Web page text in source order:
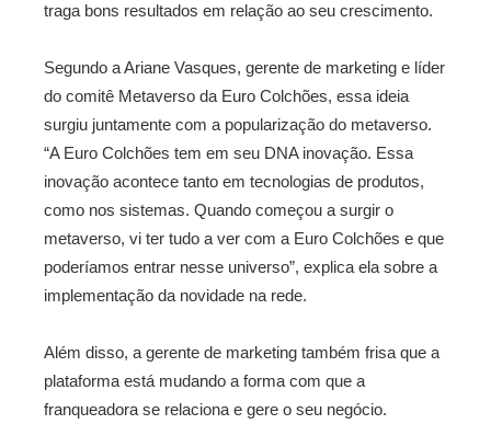
traga bons resultados em relação ao seu crescimento.
Segundo a Ariane Vasques, gerente de marketing e líder
do comitê Metaverso da Euro Colchões, essa ideia
surgiu juntamente com a popularização do metaverso.
“A Euro Colchões tem em seu DNA inovação. Essa
inovação acontece tanto em tecnologias de produtos,
como nos sistemas. Quando começou a surgir o
metaverso, vi ter tudo a ver com a Euro Colchões e que
poderíamos entrar nesse universo”, explica ela sobre a
implementação da novidade na rede.
Além disso, a gerente de marketing também frisa que a
plataforma está mudando a forma com que a
franqueadora se relaciona e gere o seu negócio.